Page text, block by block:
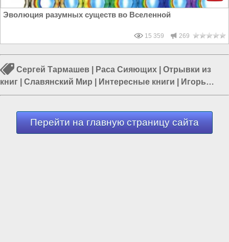
Эволюция разумных существ во Вселенной
15 359 269
Сергей Тармашев Раса Сияющих
Отрывки из
книг
Славянский Мир Интересные книги
Игорь
Глоба|Светлые силы
Перейти на главную страницу сайта